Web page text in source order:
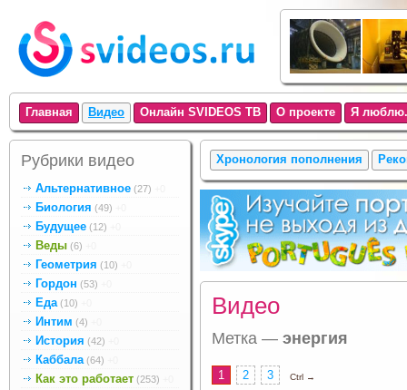
Главная Видео Онлайн SVIDEOS ТВ О проекте Я
Рубрики видео
Альтернативное (27)
Биология (49)
Будущее (12)
Веды (6)
Геометрия (10)
Гордон (53)
Еда (10)
Интим (4)
История (42)
Каббала (64)
Как это работает (253)
Хронология пополнения
Видео
Метка — энергия
1 2 3 Ctrl →